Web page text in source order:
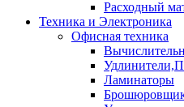
Расходный
Техника и Электроника
Офисная техника
Ламинаторы